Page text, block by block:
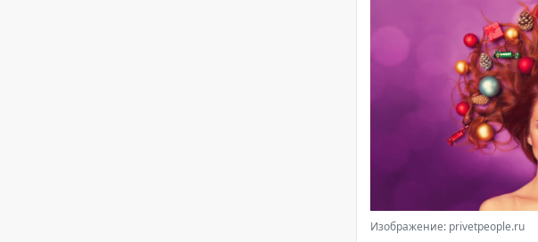
Изображение: privetpeople.ru